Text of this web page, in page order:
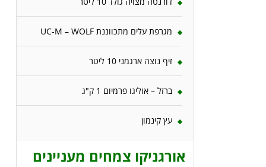
מגרפת עלים מתכווננת UC-M – WOLF
זיף נוצה ארגמני 10 ליטר
ברזל – אוליגו פרמיום 1 ק"ג
עץ קינמון
אורגניקו צמחים מעניינים